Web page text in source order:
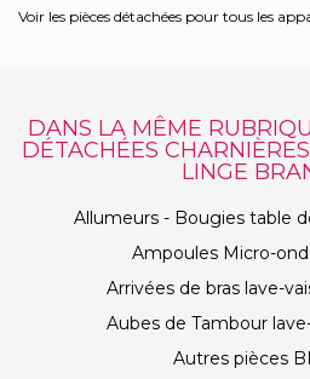
Voir les pièces détachées pour tous les
DANS LA MÊME
DÉTACHÉES
LINGE
Allumeurs - Bougies table
Ampoules Micro-
Arrivées de bras lave-
Aubes de Tambour
Autres pièces